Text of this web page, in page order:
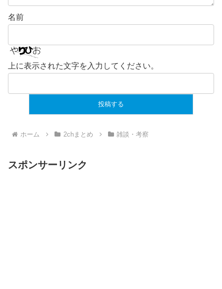
名前
上に表示された文字を入力してください。
ホーム 2chまとめ 雑談・考察
スポンサーリンク